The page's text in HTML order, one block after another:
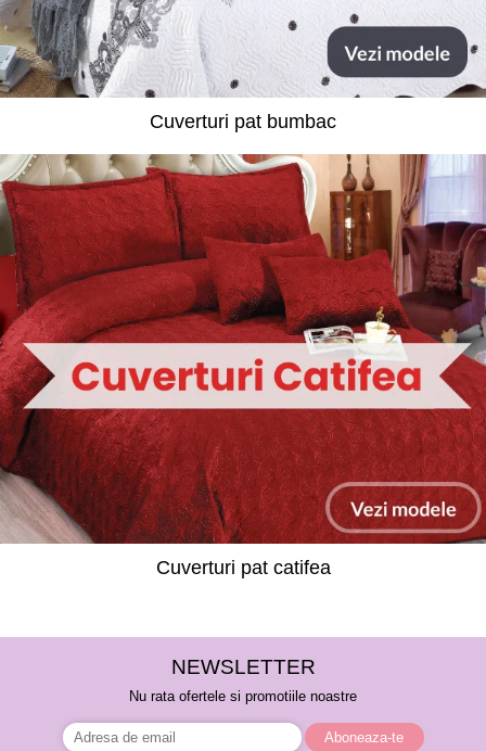
Cuverturi pat bumbac
Cuverturi pat catifea
NEWSLETTER
Nu rata ofertele si promotiile noastre